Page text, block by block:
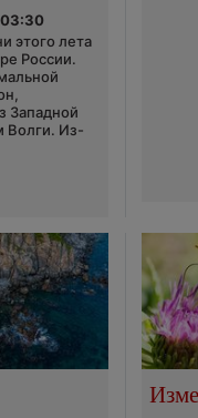
03:30
этого лета
России.
Западной
Волги. Из-